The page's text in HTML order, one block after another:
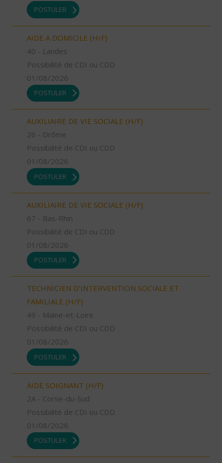
POSTULER
AIDE A DOMICILE (H/F)
40 - Landes
Possibilité de CDI ou CDD
01/08/2026
POSTULER
AUXILIAIRE DE VIE SOCIALE (H/F)
26 - Drôme
Possibilité de CDI ou CDD
01/08/2026
POSTULER
AUXILIAIRE DE VIE SOCIALE (H/F)
67 - Bas-Rhin
Possibilité de CDI ou CDD
01/08/2026
POSTULER
TECHNICIEN D’INTERVENTION SOCIALE ET
FAMILIALE (H/F)
49 - Maine-et-Loire
Possibilité de CDI ou CDD
01/08/2026
POSTULER
AIDE SOIGNANT (H/F)
2A - Corse-du-Sud
Possibilité de CDI ou CDD
01/08/2026
POSTULER